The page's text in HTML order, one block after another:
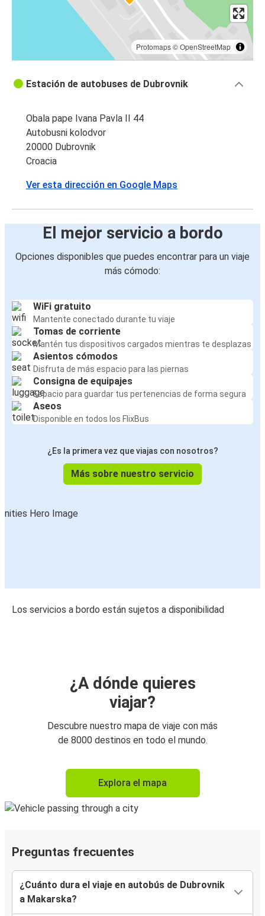
Protomaps©OpenStreetMap
Estación de autobuses de Dubrovnik
Obala pape Ivana Pavla II 44
Autobusni kolodvor
20000 Dubrovnik
Croacia
Ver esta dirección en Google Maps
El mejor servicio a bordo
Opciones disponibles que puedes encontrar para un viaje
más cómodo:
WiFi gratuito
Mantente conectado durante tu viaje
Tomas de corriente
Mantén tus dispositivos cargados mientras te desplazas
Asientos cómodos
Disfruta de más espacio para las piernas
Consigna de equipajes
Espacio para guardar tus pertenencias de forma segura
Aseos
Disponible en todos los FlixBus
¿Es la primera vez que viajas con nosotros?
Más sobre nuestro servicio
Los servicios a bordo están sujetos a disponibilidad
¿A dónde quieres
viajar?
Descubre nuestro mapa de viaje con más
de 8000 destinos en todo el mundo.
Explora el mapa
Preguntas frecuentes
¿Cuánto dura el viaje en autobús de Dubrovnik
a Makarska?